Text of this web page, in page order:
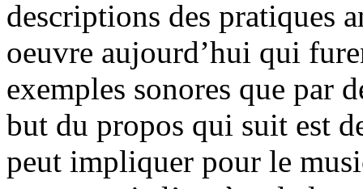
descriptions des pratiques
oeuvre aujourd’hui qui
exemples sonores que par
but du propos qui suit est
peut impliquer pour le